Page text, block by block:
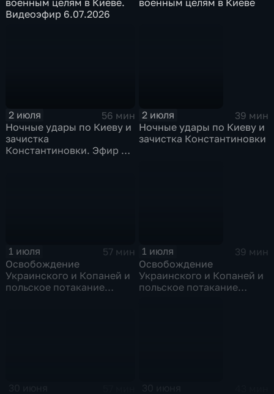
Видеоэфир 6.07.2026
2 июля
56 мин
Ночные удары по Киеву и
зачистка
Константиновки. Эфир от
2 июля
39 мин
Ночные удары по Киеву и
зачистка Константиновки
1 июля
57 мин
Освобождение
Украинского и Копаней и
польское потакание
1 июля
39 мин
Освобождение
Украинского и Копаней и
польское потакание